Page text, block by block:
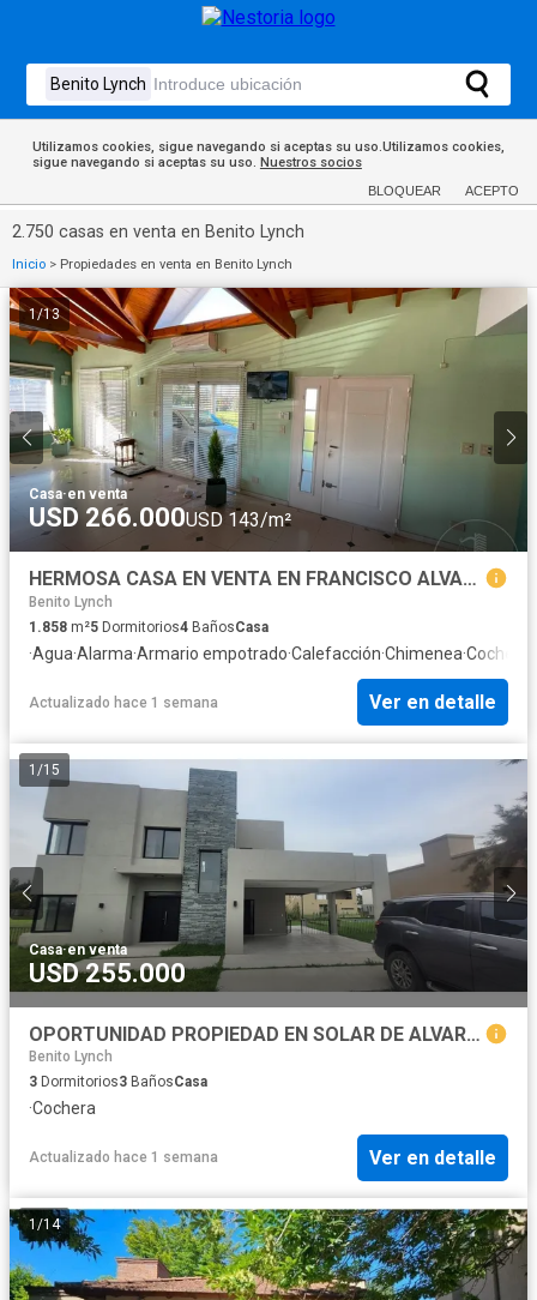
Utilizamos cookies, sigue navegando si aceptas su uso.Utilizamos cookies,
sigue navegando si aceptas su uso. Nuestros socios
BLOQUEAR ACEPTO
2.750 casas en venta en Benito Lynch
Inicio > Propiedades en venta en Benito Lynch
1/13
Casa·en venta
USD 266.000USD 143/m²
HERMOSA CASA EN VENTA EN FRANCISCO ALVAREZ
Benito Lynch
1.858 m²5 Dormitorios4 BañosCasa
·Agua·Alarma·Armario empotrado·Calefacción·Chimenea·Cochera
Actualizado hace 1 semana Ver en detalle
1 /15
Casa·en venta
USD 255.000
OPORTUNIDAD PROPIEDAD EN SOLAR DE ALVAREZ!!!!
Benito Lynch
3 Dormitorios3 BañosCasa
·Cochera
Actualizado hace 1 semana Ver en detalle
1/14